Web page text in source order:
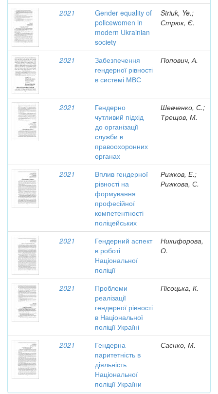
2021
Gender equality of
policewomen in
modern Ukrainian
society
Striuk, Ye.;
Стрюк, Є.
2021
Забезпечення
гендерної рівності
в системі МВС
Попович, А.
2021
Гендерно
чутливий підхід
до організації
служби в
правоохоронних
органах
Шевченко, С.;
Трещов, М.
2021
Вплив гендерної
рівності на
формування
професійної
компетентності
поліцейських
Рижков, Е.;
Рижкова, С.
2021
Гендерний аспект
в роботі
Національної
поліції
Никифорова,
О.
2021
Проблеми
реалізації
гендерної рівності
в Національної
поліції Україні
Пісоцька, К.
2021
Гендерна
паритетність в
діяльність
Національної
поліції України
Саєнко, М.